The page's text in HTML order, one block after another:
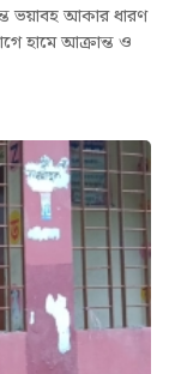
ভয়াবহ আকার ধারণ
হামে আক্রান্ত ও